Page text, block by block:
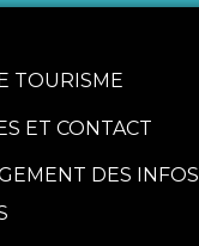
TOURISME
ET CONTACT
DES INFOS